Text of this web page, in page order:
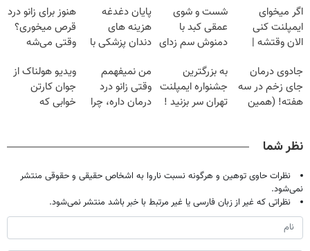
اگر میخوای
ایمپلنت کنی
الان وقتشه |
میلیون تومان!!!
شست و شوی
عمقی کبد با
دمنوش سم زدای
پایان دغدغه
هزینه های
دندان پزشکی با
خانگی
هنوز برای زانو درد
قرص میخوری؟
وقتی می‌شه
درمانش کرد؟؟؟؟
جادوی درمان
جای زخم در سه
هفته! (همین
به بزرگترین
جشنواره ایمپلنت
تهران سر بزنید !
من نمیفهمم
وقتی زانو درد
درمان داره، چرا
ویدیو هولناک از
جوان کارتن
خوابی که
نظر شما
نظرات حاوی توهین و هرگونه نسبت ناروا به اشخاص حقیقی و حقوقی منتشر
نمی‌شود.
نظراتی که غیر از زبان فارسی یا غیر مرتبط با خبر باشد منتشر نمی‌شود.